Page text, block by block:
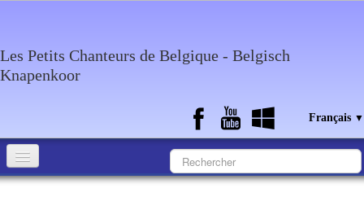
Les Petits Chanteurs de Belgique - Belgisch
Knapenkoor
Français ▼